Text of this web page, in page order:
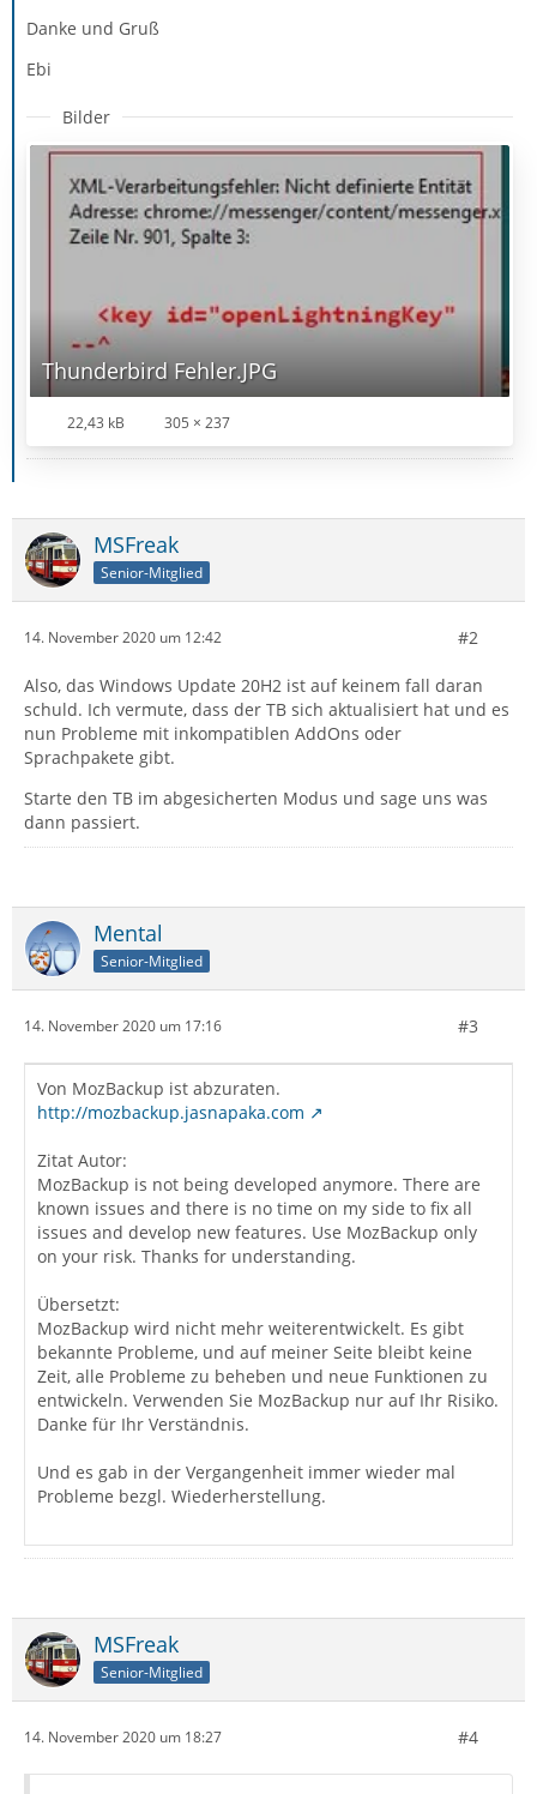
Danke und Gruß
Ebi
Bilder
Thunderbird Fehler.JPG
22,43 kB 305 × 237
MSFreak
Senior-Mitglied
14. November 2020 um 12:42 #2
Also, das Windows Update 20H2 ist auf keinem fall daran
schuld. Ich vermute, dass der TB sich aktualisiert hat und es
nun Probleme mit inkompatiblen AddOns oder
Sprachpakete gibt.
Starte den TB im abgesicherten Modus und sage uns was
dann passiert.
Mental
Senior-Mitglied
14. November 2020 um 17:16 #3
Von MozBackup ist abzuraten.
http://mozbackup.jasnapaka.com
Zitat Autor:
MozBackup is not being developed anymore. There are
known issues and there is no time on my side to fix all
issues and develop new features. Use MozBackup only
on your risk. Thanks for understanding.
Übersetzt:
MozBackup wird nicht mehr weiterentwickelt. Es gibt
bekannte Probleme, und auf meiner Seite bleibt keine
Zeit, alle Probleme zu beheben und neue Funktionen zu
entwickeln. Verwenden Sie MozBackup nur auf Ihr Risiko.
Danke für Ihr Verständnis.
Und es gab in der Vergangenheit immer wieder mal
Probleme bezgl. Wiederherstellung.
MSFreak
Senior-Mitglied
14. November 2020 um 18:27 #4